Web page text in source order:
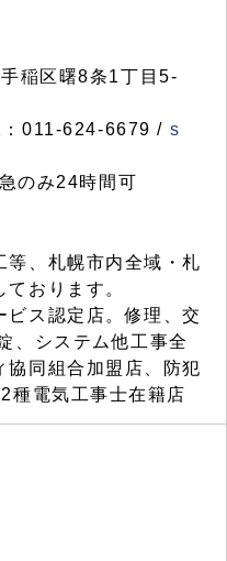
稲区曙8条1丁目5-
011-624-6679 / s
のみ24時間可
等、札幌市内全域・札
おります。
ビス認定店。修理、交
、システム他工事全
協同組合加盟店、防犯
種電気工事士在籍店